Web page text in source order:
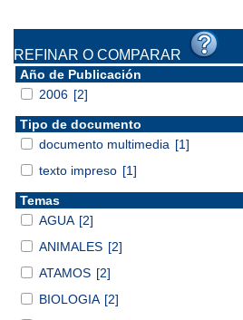
REFINAR O COMPARAR
Año de Publicación
2006 [2]
Tipo de documento
documento multimedia [1]
texto impreso [1]
Temas
AGUA [2]
ANIMALES [2]
ATAMOS [2]
BIOLOGIA [2]